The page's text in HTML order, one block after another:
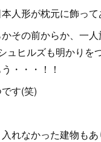
人形が枕元に飾って
その前からか、一
ヒルズも明かりを
・・・！！
す(笑)
れなかった建物も